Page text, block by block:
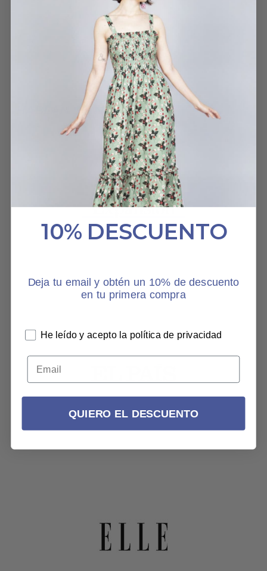
ELENA
12 AGOSTO, 2022
HABLAN DE NOSOTROS
10% DESCUENTO
Deja tu email y obtén un 10% de descuento
en tu primera compra
He leído y acepto la política de privacidad
QUIERO EL DESCUENTO